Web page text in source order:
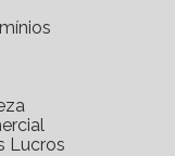
Lucros